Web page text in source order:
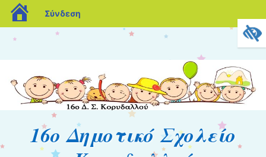
blogs.sch.gr
Σύνδεση
16ο Δημοτικό Σχολείο